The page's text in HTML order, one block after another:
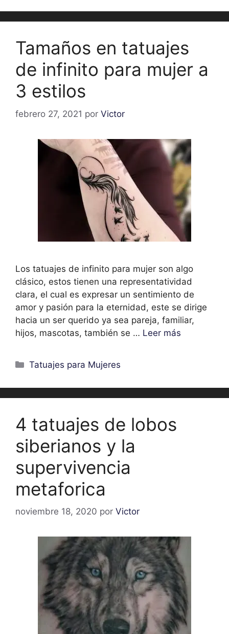
Tamaños en tatuajes
de infinito para mujer a
3 estilos
febrero 27, 2021 por Victor
Los tatuajes de infinito para mujer son algo
clásico, estos tienen una representatividad
clara, el cual es expresar un sentimiento de
amor y pasión para la eternidad, este se dirige
hacia un ser querido ya sea pareja, familiar,
hijos, mascotas, también se … Leer más
Categorías
Tatuajes para Mujeres
4 tatuajes de lobos
siberianos y la
supervivencia
metaforica
noviembre 18, 2020 por Victor